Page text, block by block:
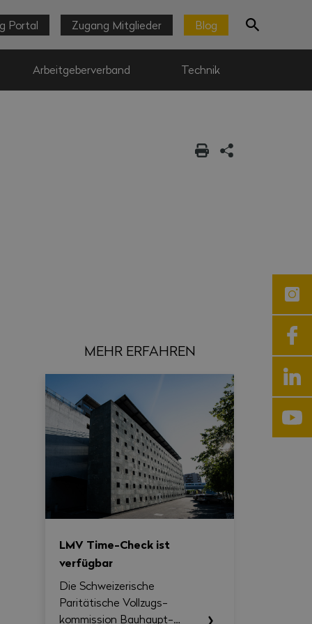
Portal Zugang Mitglieder Blog
Arbeitgeberverband Technik
MEHR ERFAHREN
LMV Time-Check ist
verfügbar
Die Schweizerische
Paritätische Vollzugs­
kommission Bau­haupt­